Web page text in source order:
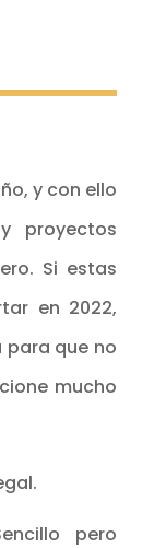
y con ello
proyectos
Si estas
en 2022,
que no
mucho
pero